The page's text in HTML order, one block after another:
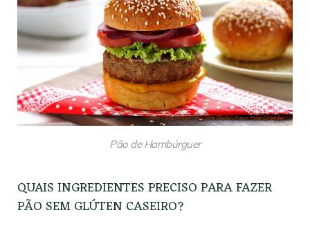
Pão de Hambúrguer
QUAIS INGREDIENTES PRECISO PARA FAZER
PÃO SEM GLÚTEN CASEIRO?